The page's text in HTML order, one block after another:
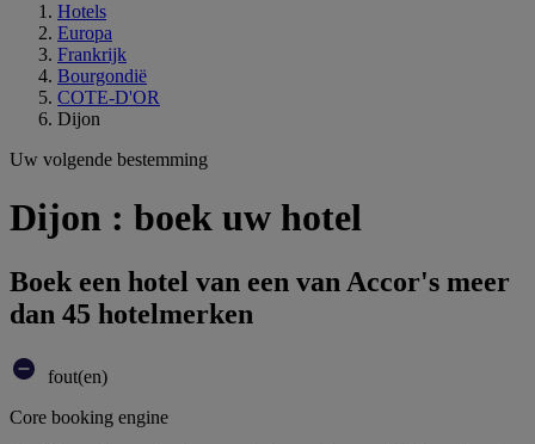
Hotels
Europa
Frankrijk
Bourgondië
COTE-D'OR
Dijon
Uw volgende bestemming
Dijon : boek uw hotel
Boek een hotel van een van Accor's meer
dan 45 hotelmerken
fout(en)
Core booking engine